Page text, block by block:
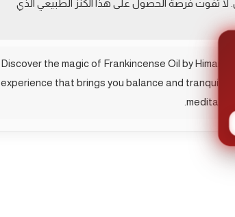
لا تفوت فرصة الحصول على هذا الكنز الطبيعي الذي
Discover the magic of Frankincense Oil by
experience that brings you balance and